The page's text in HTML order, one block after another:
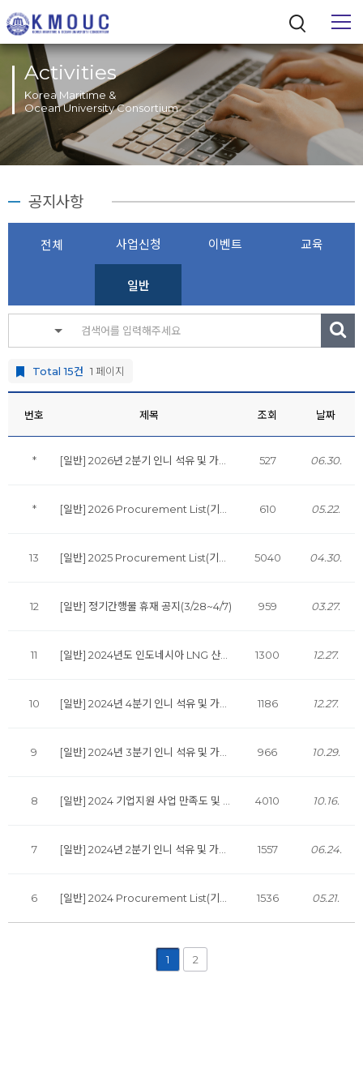
Activities
Korea Maritime &
Ocean University Consortium
공지사항
전체 사업신청 이벤트 교육
일반
Total 15건 1 페이지
번호 제목 조회 날짜
* 527 06.30.
* 610 05.22.
13 5040 04.30.
12 [일반] 정기간행물 휴재 공지(3/28~4/7) 959 03.27.
11 [일반] 2024년도 인도네시아 LNG 산업 동향 보고서 발간 1300 12.27.
10 1186 12.27.
9 966 10.29.
8 4010 10.16.
7 1557 06.24.
6 1536 05.21.
1 2
통합검색